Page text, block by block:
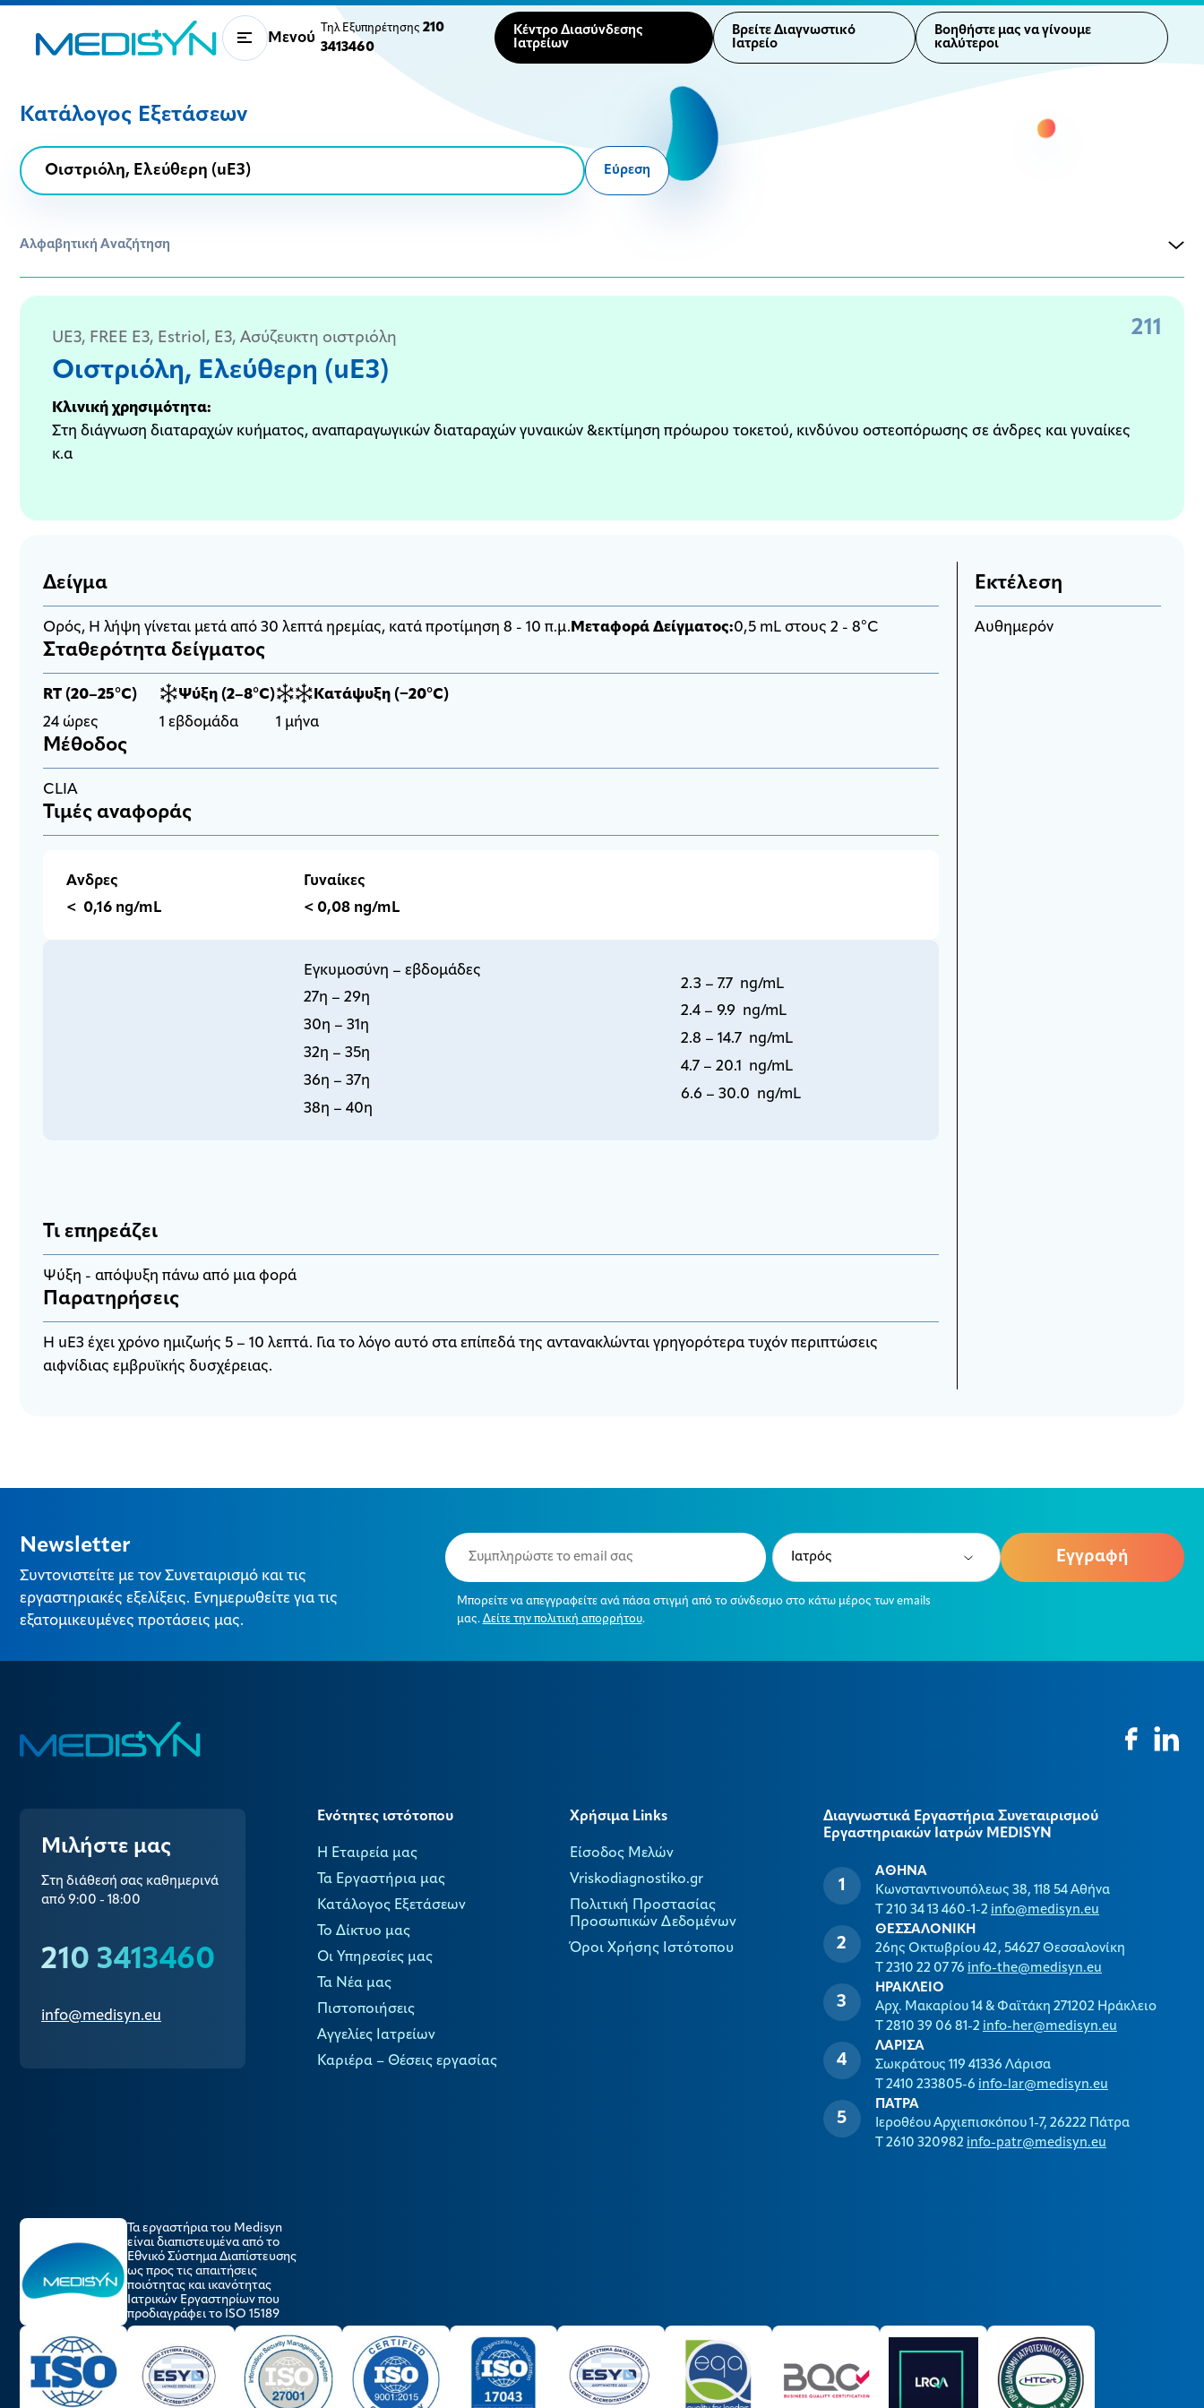
Μενού
Τηλ Εξυπηρέτησης 210
3413460
Κέντρο Διασύνδεσης
Ιατρείων
Βρείτε Διαγνωστικό
Ιατρείο
Βοηθήστε μας να γίνουμε
καλύτεροι
Κατάλογος Εξετάσεων
Εύρεση
Αλφαβητική Αναζήτηση
211
UE3, FREE E3, Estriol, Ε3, Ασύζευκτη οιστριόλη
Οιστριόλη, Ελεύθερη (uE3)
Κλινική χρησιμότητα:
Στη διάγνωση διαταραχών κυήματος, αναπαραγωγικών διαταραχών γυναικών &εκτίμηση πρόωρου τοκετού, κινδύνου οστεοπόρωσης σε άνδρες και γυναίκες
κ.α
Δείγμα
Oρός, Η λήψη γίνεται μετά από 30 λεπτά ηρεμίας, κατά προτίμηση 8 - 10 π.μ. Μεταφορά Δείγματος:0,5 mL στους 2 - 8°C
Σταθερότητα δείγματος
RT (20–25°C)
24 ώρες
Ψύξη (2–8°C)
1 εβδομάδα
Κατάψυξη (−20°C)
1 μήνα
Μέθοδος
CLIA
Τιμές αναφοράς
Ανδρες
< 0,16 ng/mL
Γυναίκες
< 0,08 ng/mL
Εγκυμοσύνη – εβδομάδες
27η – 29η
30η – 31η
32η – 35η
36η – 37η
38η – 40η
2.3 – 7.7 ng/mL
2.4 – 9.9 ng/mL
2.8 – 14.7 ng/mL
4.7 – 20.1 ng/mL
6.6 – 30.0 ng/mL
Τι επηρεάζει
Ψύξη - απόψυξη πάνω από μια φορά
Παρατηρήσεις
H uE3 έχει χρόνο ημιζωής 5 – 10 λεπτά. Για το λόγο αυτό στα επίπεδά της αντανακλώνται γρηγορότερα τυχόν περιπτώσεις
αιφνίδιας εμβρυϊκής δυσχέρειας.
Εκτέλεση
Αυθημερόν
Newsletter
Συντονιστείτε με τον Συνεταιρισμό και τις
εργαστηριακές εξελίξεις. Ενημερωθείτε για τις
εξατομικευμένες προτάσεις μας.
Email
(Required)
Type
(Required)
Μπορείτε να απεγγραφείτε ανά πάσα στιγμή από το σύνδεσμο στο κάτω μέρος των emails
μας. Δείτε την πολιτική απορρήτου.
Μιλήστε μας
Στη διάθεσή σας καθημερινά
από 9:00 - 18:00
210 3413460
info@medisyn.eu
Ενότητες ιστότοπου
Η Εταιρεία μας
Τα Εργαστήρια μας
Κατάλογος Εξετάσεων
Το Δίκτυο μας
Οι Υπηρεσίες μας
Τα Νέα μας
Πιστοποιήσεις
Αγγελίες Ιατρείων
Καριέρα – Θέσεις εργασίας
Χρήσιμα Links
Είσοδος Μελών
Vriskodiagnostiko.gr
Πολιτική Προστασίας
Προσωπικών Δεδομένων
Όροι Χρήσης Ιστότοπου
Διαγνωστικά Εργαστήρια Συνεταιρισμού
Εργαστηριακών Ιατρών MEDISYΝ
ΑΘΗΝΑ
Κωνσταντινουπόλεως 38, 118 54 Αθήνα
T 210 34 13 460-1-2 info@medisyn.eu
ΘΕΣΣΑΛΟΝΙΚΗ
26ης Οκτωβρίου 42, 54627 Θεσσαλονίκη
T 2310 22 07 76 info-the@medisyn.eu
ΗΡΑΚΛΕΙΟ
Αρχ. Μακαρίου 14 & Φαϊτάκη 271202 Ηράκλειο
T 2810 39 06 81-2 info-her@medisyn.eu
ΛΑΡΙΣΑ
Σωκράτους 119 41336 Λάρισα
T 2410 233805-6 info-lar@medisyn.eu
ΠΑΤΡΑ
Ιεροθέου Αρχιεπισκόπου 1-7, 26222 Πάτρα
T 2610 320982 info-patr@medisyn.eu
Τα εργαστήρια του Medisyn
είναι διαπιστευμένα από το
Εθνικό Σύστημα Διαπίστευσης
ως προς τις απαιτήσεις
ποιότητας και ικανότητας
Ιατρικών Εργαστηρίων που
προδιαγράφει το ISO 15189